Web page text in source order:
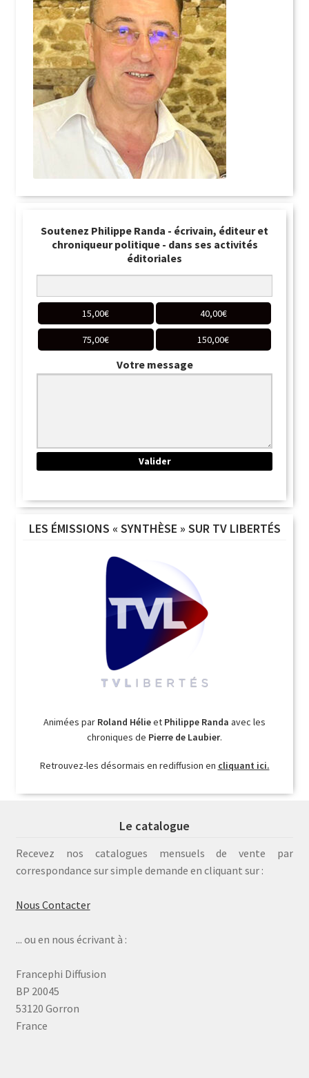
Soutenez Philippe Randa - écrivain, éditeur et
chroniqueur politique - dans ses activités
éditoriales
15,00€ 40,00€
75,00€ 150,00€
Votre message
LES ÉMISSIONS « SYNTHÈSE » SUR TV LIBERTÉS
Animées par Roland Hélieet Philippe Randa avec les
chroniques de Pierre de Laubier.
Retrouvez-les désormais en rediffusion en cliquant ici.
Le catalogue
Recevez nos catalogues mensuels de vente par
correspondance sur simple demande en cliquant sur :
Nous Contacter
... ou en nous écrivant à :
Francephi Diffusion
BP 20045
53120 Gorron
France